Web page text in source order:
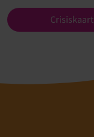
Crisiskaart